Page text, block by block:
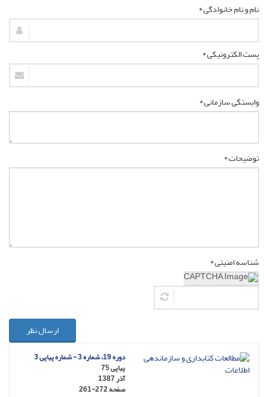
نام و نام خانوادگی *
پست الکترونیکی *
وابستگی سازمانی *
توضیحات *
شناسه امنیتی *
ارسال نظر
دوره 19، شماره 3 - شماره پیاپی 3
پیاپی 75
آذر 1387
صفحه261-272